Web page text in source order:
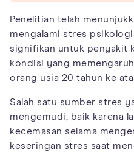
Penelitian telah
mengalami stres
signifikan untuk penyakit
kondisi yang
orang usia 20 tahun ke
Salah satu sumber stres
mengemudi, baik karena
kecemasan selama
keseringan stres saat